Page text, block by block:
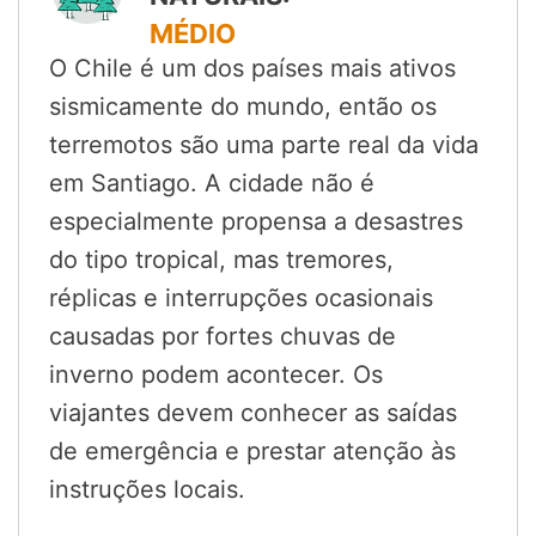
MÉDIO
O Chile é um dos países mais ativos
sismicamente do mundo, então os
terremotos são uma parte real da vida
em Santiago. A cidade não é
especialmente propensa a desastres
do tipo tropical, mas tremores,
réplicas e interrupções ocasionais
causadas por fortes chuvas de
inverno podem acontecer. Os
viajantes devem conhecer as saídas
de emergência e prestar atenção às
instruções locais.